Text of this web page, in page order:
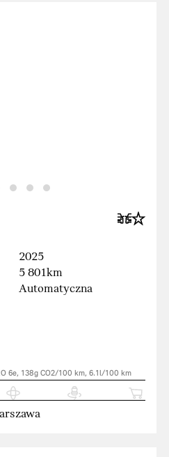
2025
5 801km
Automatyczna
6e, 138g CO2/100 km, 6.1l/100 km